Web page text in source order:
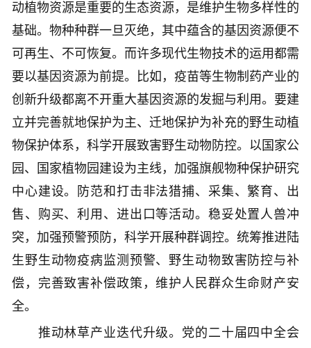
动植物资源是重要的生态资源，是维护生物多样性的
基础。物种种群一旦灭绝，其中蕴含的基因资源便不
可再生、不可恢复。而许多现代生物技术的运用都需
要以基因资源为前提。比如，疫苗等生物制药产业的
创新升级都离不开重大基因资源的发掘与利用。要建
立并完善就地保护为主、迁地保护为补充的野生动植
物保护体系，科学开展致害野生动物防控。以国家公
园、国家植物园建设为主线，加强旗舰物种保护研究
中心建设。防范和打击非法猎捕、采集、繁育、出
售、购买、利用、进出口等活动。稳妥处置人兽冲
突，加强预警预防，科学开展种群调控。统筹推进陆
生野生动物疫病监测预警、野生动物致害防控与补
偿，完善致害补偿政策，维护人民群众生命财产安
全。
推动林草产业迭代升级。党的二十届四中全会